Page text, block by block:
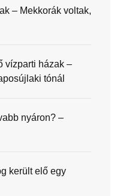
– Mekkorák voltak,
vízparti házak –
tónál
nyáron? –
került elő egy